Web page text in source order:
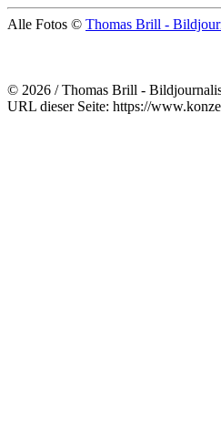
Alle Fotos © Thomas Brill -
© 2026 / Thomas Brill -
URL dieser Seite: https://